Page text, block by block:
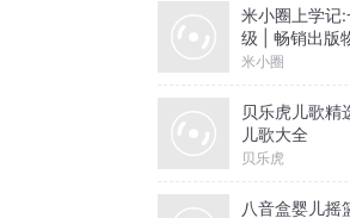
米小圈上学记
级 | 畅销出版
米小圈
贝乐虎儿歌精
儿歌大全
贝乐虎
八音盒婴儿摇